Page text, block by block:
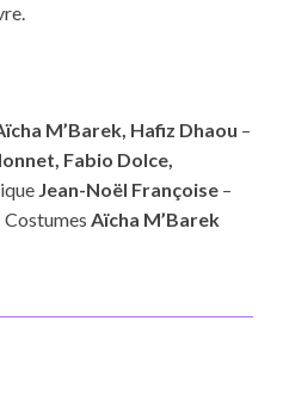
M’Barek, Hafiz Dhaou –
Fabio Dolce,
Jean-Noël Françoise –
Costumes Aïcha M’Barek